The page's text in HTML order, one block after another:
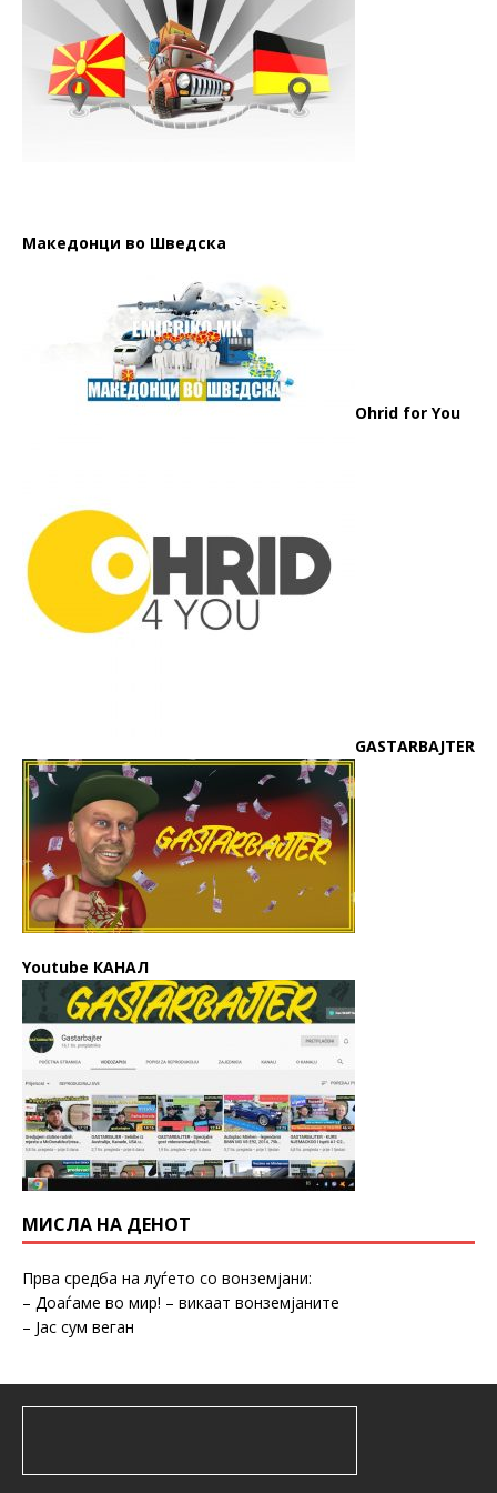
Македонци во Шведска
Ohrid for You
GASTARBAJTER
Youtube КАНАЛ
МИСЛА НА ДЕНОТ
Прва средба на луѓето со вонземјани:
– Доаѓаме во мир! – викаат вонземјаните
– Јас сум веган